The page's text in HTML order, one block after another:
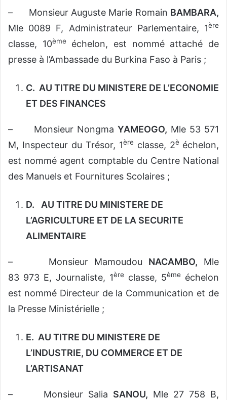
– Monsieur Auguste Marie Romain BAMBARA,
Mle 0089 F, Administrateur Parlementaire, 1ère
classe, 10ème
échelon, est nommé attaché de
presse à l’Ambassade du Burkina Faso à Paris ;
C. AU TITRE DU MINISTERE DE L’ECONOMIE
ET DES FINANCES
– Monsieur Nongma YAMEOGO, Mle 53 571
M, Inspecteur du Trésor, 1ère classe, 2è échelon,
est nommé agent comptable du Centre National
des Manuels et Fournitures Scolaires ;
D.
AU TITRE DU MINISTERE DE
L’AGRICULTURE ET DE LA SECURITE
ALIMENTAIRE
– Monsieur Mamoudou NACAMBO, Mle
83 973 E, Journaliste, 1ère classe, 5ème
échelon
est nommé Directeur de la Communication et de
la Presse Ministérielle ;
E. AU TITRE DU MINISTERE DE
L’INDUSTRIE, DU COMMERCE ET DE
L’ARTISANAT
– Monsieur Salia SANOU, Mle 27 758 B,